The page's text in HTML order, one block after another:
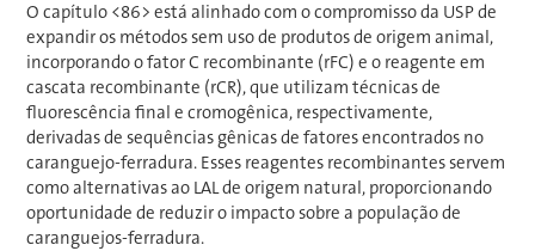
O capítulo <86> está alinhado com o compromisso da USP de
expandir os métodos sem uso de produtos de origem animal,
incorporando o fator C recombinante (rFC) e o reagente em
cascata recombinante (rCR), que utilizam técnicas de
fluorescência final e cromogênica, respectivamente,
derivadas de sequências gênicas de fatores encontrados no
caranguejo-ferradura. Esses reagentes recombinantes servem
como alternativas ao LAL de origem natural, proporcionando
oportunidade de reduzir o impacto sobre a população de
caranguejos-ferradura.